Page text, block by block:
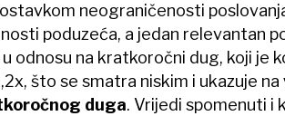
neograničenosti
poduzeća, a jedan relevantan
odnosu na kratkoročni dug, koji je
što se smatra niskim i ukazuje na
duga. Vrijedi spomenuti i